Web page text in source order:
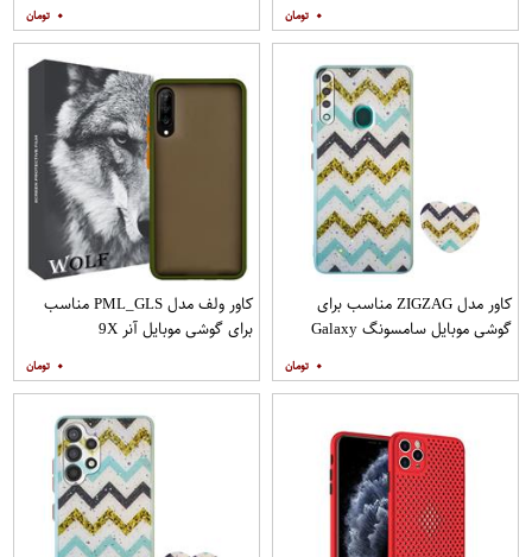
۰ ۰
کاور مدل ZIGZAG مناسب برای
گوشی موبایل سامسونگ Galaxy
۰
کاور ولف مدل PML_GLS مناسب
برای گوشی موبایل آنر 9X
۰